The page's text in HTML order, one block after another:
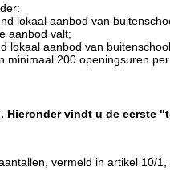
lokaal aanbod van
aanbod valt;
aanbod van
minimaal 200 openingsuren
Hieronder vindt u de eerste
vermeld in artikel 10/